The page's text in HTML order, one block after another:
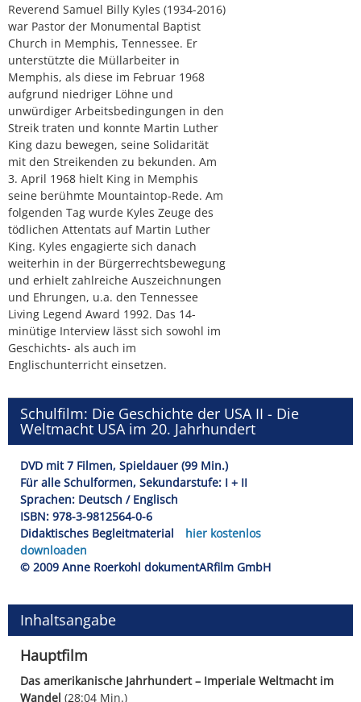
Reverend Samuel Billy Kyles (1934-2016)
war Pastor der Monumental Baptist
Church in Memphis, Tennessee. Er
unterstützte die Müllarbeiter in
Memphis, als diese im Februar 1968
aufgrund niedriger Löhne und
unwürdiger Arbeitsbedingungen in den
Streik traten und konnte Martin Luther
King dazu bewegen, seine Solidarität
mit den Streikenden zu bekunden. Am
3. April 1968 hielt King in Memphis
seine berühmte Mountaintop-Rede. Am
folgenden Tag wurde Kyles Zeuge des
tödlichen Attentats auf Martin Luther
King. Kyles engagierte sich danach
weiterhin in der Bürgerrechtsbewegung
und erhielt zahlreiche Auszeichnungen
und Ehrungen, u.a. den Tennessee
Living Legend Award 1992. Das 14-
minütige Interview lässt sich sowohl im
Geschichts- als auch im
Englischunterricht einsetzen.
Schulfilm: Die Geschichte der USA II - Die
Weltmacht USA im 20. Jahrhundert
DVD mit 7 Filmen, Spieldauer (99 Min.)
Für alle Schulformen, Sekundarstufe: I + II
Sprachen: Deutsch / Englisch
ISBN: 978-3-9812564-0-6
Didaktisches Begleitmaterial
hier kostenlos
downloaden
© 2009 Anne Roerkohl dokumentARfilm GmbH
Inhaltsangabe
Hauptfilm
Das amerikanische Jahrhundert – Imperiale Weltmacht im
Wandel (28:04 Min.)